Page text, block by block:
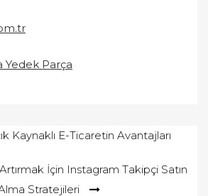
Yedek Parça
Kaynaklı E-Ticaretin Avantajları
İçin Instagram Takipçi Satın
Stratejileri